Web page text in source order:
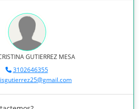
GUTIERREZ MESA
3102646355